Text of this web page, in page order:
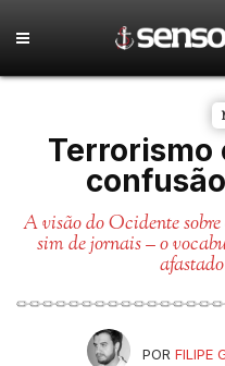
Terrorismo
A visão do Ocidente
sim de jornais – o
POR FILIPE